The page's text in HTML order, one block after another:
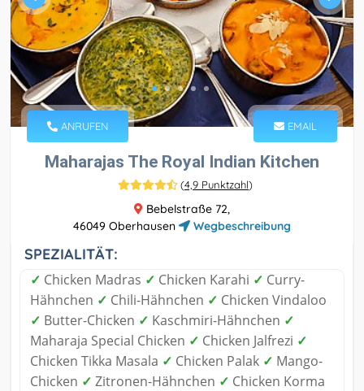
ANRUFEN EMAIL
Maharajas The Royal Indian Kitchen
(4,9 Punktzahl)
Bebelstraße 72,
46049 Oberhausen
Wegbeschreibung
SPEZIALITÄT:
✓ Chicken Madras ✓ Chicken Karahi ✓ Curry-
Hähnchen ✓ Chili-Hähnchen ✓ Chicken Vindaloo
✓ Butter-Chicken ✓ Kaschmiri-Hähnchen ✓
Maharaja Special Chicken ✓ Chicken Jalfrezi ✓
Chicken Tikka Masala ✓ Chicken Palak ✓ Mango-
Chicken ✓ Zitronen-Hähnchen ✓ Chicken Korma